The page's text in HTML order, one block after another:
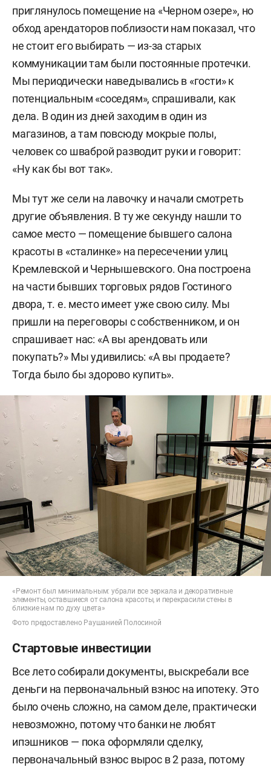
приглянулось помещение на «Черном озере», но
обход арендаторов поблизости нам показал, что
не стоит его выбирать — из-за старых
коммуникации там были постоянные протечки.
Мы периодически наведывались в «гости» к
потенциальным «соседям», спрашивали, как
дела. В один из дней заходим в один из
магазинов, а там повсюду мокрые полы,
человек со шваброй разводит руки и говорит:
«Ну как бы вот так».
Мы тут же сели на лавочку и начали смотреть
другие объявления. В ту же секунду нашли то
самое место — помещение бывшего салона
красоты в «сталинке» на пересечении улиц
Кремлевской и Чернышевского. Она построена
на части бывших торговых рядов Гостиного
двора, т. е. место имеет уже свою силу. Мы
пришли на переговоры с собственником, и он
спрашивает нас: «А вы арендовать или
покупать?» Мы удивились: «А вы продаете?
Тогда было бы здорово купить».
«Ремонт был минимальным: убрали все зеркала и декоративные
элементы, оставшиеся от салона красоты, и перекрасили стены в
близкие нам по духу цвета»
Фото предоставлено Раушанией Полосиной
Стартовые инвестиции
Все лето собирали документы, выскребали все
деньги на первоначальный взнос на ипотеку. Это
было очень сложно, на самом деле, практически
невозможно, потому что банки не любят
ипэшников — пока оформляли сделку,
первоначальный взнос вырос в 2 раза, потому